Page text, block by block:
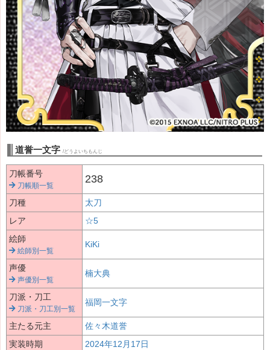
道誉一文字 /どうよいちもんじ
刀帳番号
刀帳順一覧
238
刀種
太刀
レア
☆5
絵師
絵師別一覧
KiKi
声優
声優別一覧
楠大典
刀派・刀工
刀派・刀工別一覧
福岡一文字
主たる元主
佐々木道誉
実装時期
2024年12月17日